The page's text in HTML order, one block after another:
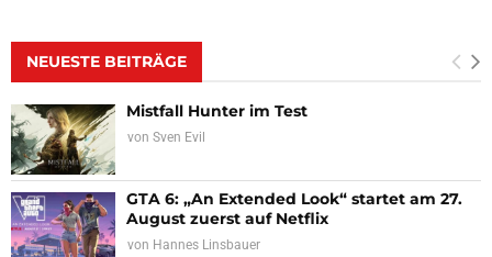
NEUESTE BEITRÄGE
Mistfall Hunter im Test
von Sven Evil
GTA 6: „An Extended Look“ startet am 27.
August zuerst auf Netflix
von Hannes Linsbauer